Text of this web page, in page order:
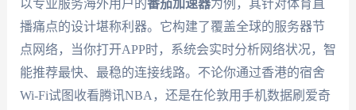
以专业服务海外用户的番茄加速器为例，其针对体育直
播痛点的设计堪称利器。它构建了覆盖全球的服务器节
点网络，当你打开APP时，系统会实时分析网络状况，智
能推荐最快、最稳的连接线路。不论你通过香港的宿舍
Wi-Fi试图收看腾讯NBA，还是在伦敦用手机数据刷爱奇